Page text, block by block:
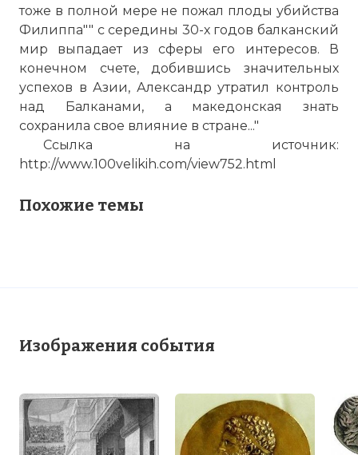
тоже в полной мере не пожал плоды убийства
Филиппа"" с середины 30-х годов балканский
мир выпадает из сферы его интересов. В
конечном счете, добившись значительных
успехов в Азии, Александр утратил контроль
над Балканами, а македонская знать
сохранила свое влияние в стране..."
Ссылка на источник:
http://www.100velikih.com/view752.html
Похожие темы
Изображения события